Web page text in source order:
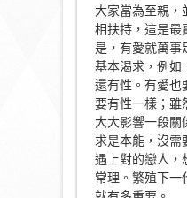
大家當為至親，
相扶持，這是最
是，有愛就萬事
基本渴求，例如
還有性。有愛也
要有性一樣；雖
大大影響一段關
求是本能，沒需
遇上對的戀人，
常理。繁殖下一